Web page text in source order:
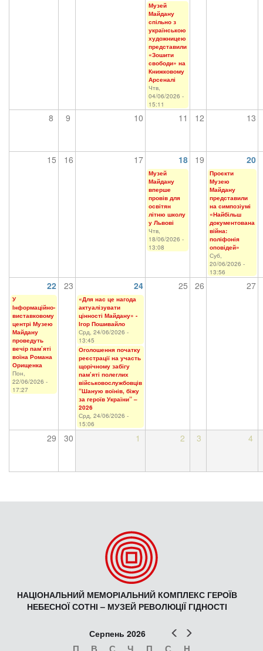
Музей
Майдану
спільно з
українською
художницею
представили
«Зошити
свободи» на
Книжковому
Арсеналі
Чтв,
04/06/2026 -
15:11
8 9 10 11 12 13
15 16 17 18 19 20
Музей
Майдану
вперше
провів для
освітян
літню школу
у Львові
Чтв,
18/06/2026 -
13:08
Проєкти
Музею
Майдану
представили
на симпозіумі
«Найбільш
документована
війна:
поліфонія
оповідей»
Суб,
20/06/2026 -
13:56
22 23 24 25 26 27
У
Інформаційно-
виставковому
центрі Музею
Майдану
проведуть
вечір пам’яті
воїна Романа
Орищенка
Пон,
22/06/2026 -
17:27
«Для нас це нагода
актуалізувати
цінності Майдану» -
Ігор Пошивайло
Срд, 24/06/2026 -
13:45
Оголошення початку
реєстрації на участь
щорічному забігу
пам’яті полеглих
військовослужбовців
“Шаную воїнів, біжу
за героїв України” –
2026
Срд, 24/06/2026 -
15:06
29 30 1 2 3 4
НАЦІОНАЛЬНИЙ МЕМОРІАЛЬНИЙ КОМПЛЕКС ГЕРОЇВ
НЕБЕСНОЇ СОТНІ – МУЗЕЙ РЕВОЛЮЦІЇ ГІДНОСТІ
Попер
Серпень 2026